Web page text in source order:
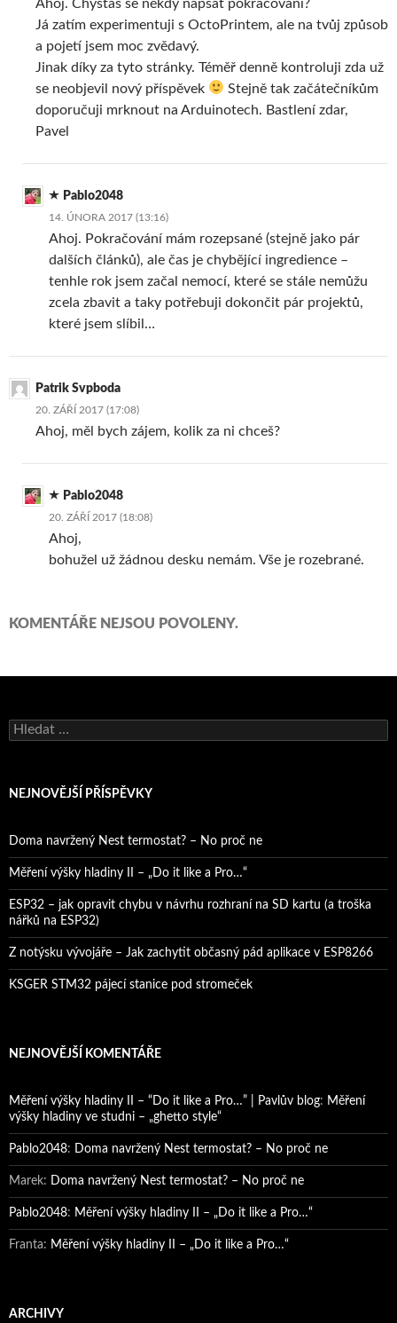
Ahoj. Chystáš se někdy napsat pokračování?
Já zatím experimentuji s OctoPrintem, ale na tvůj způsob
a pojetí jsem moc zvědavý.
Jinak díky za tyto stránky. Téměř denně kontroluji zda už
se neobjevil nový příspěvek
Stejně tak začátečníkům
doporučuji mrknout na Arduinotech. Bastlení zdar,
Pavel
Pablo2048
14. ÚNORA 2017 (13:16)
Ahoj. Pokračování mám rozepsané (stejně jako pár
dalších článků), ale čas je chybějící ingredience –
tenhle rok jsem začal nemocí, které se stále nemůžu
zcela zbavit a taky potřebuji dokončit pár projektů,
které jsem slíbil…
Patrik Svpboda
20. ZÁŘÍ 2017 (17:08)
Ahoj, měl bych zájem, kolik za ni chceš?
Pablo2048
20. ZÁŘÍ 2017 (18:08)
Ahoj,
bohužel už žádnou desku nemám. Vše je rozebrané.
KOMENTÁŘE NEJSOU POVOLENY.
Vyhledávání
NEJNOVĚJŠÍ PŘÍSPĚVKY
Doma navržený Nest termostat? – No proč ne
Měření výšky hladiny II – „Do it like a Pro…“
ESP32 – jak opravit chybu v návrhu rozhraní na SD kartu (a troška
nářků na ESP32)
Z notýsku vývojáře – Jak zachytit občasný pád aplikace v ESP8266
KSGER STM32 pájecí stanice pod stromeček
NEJNOVĚJŠÍ KOMENTÁŘE
Měření výšky hladiny II – “Do it like a Pro…” | Pavlův blog: Měření
výšky hladiny ve studni – „ghetto style“
Pablo2048: Doma navržený Nest termostat? – No proč ne
Marek: Doma navržený Nest termostat? – No proč ne
Pablo2048: Měření výšky hladiny II – „Do it like a Pro…“
Franta: Měření výšky hladiny II – „Do it like a Pro…“
ARCHIVY